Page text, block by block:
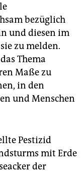
bezüglich
und diesen im
zu melden.
Thema
Maße zu
in den
und Menschen
Pestizid
mit Erde
der